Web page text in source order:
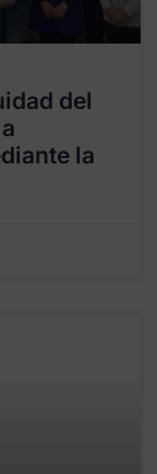
del
la